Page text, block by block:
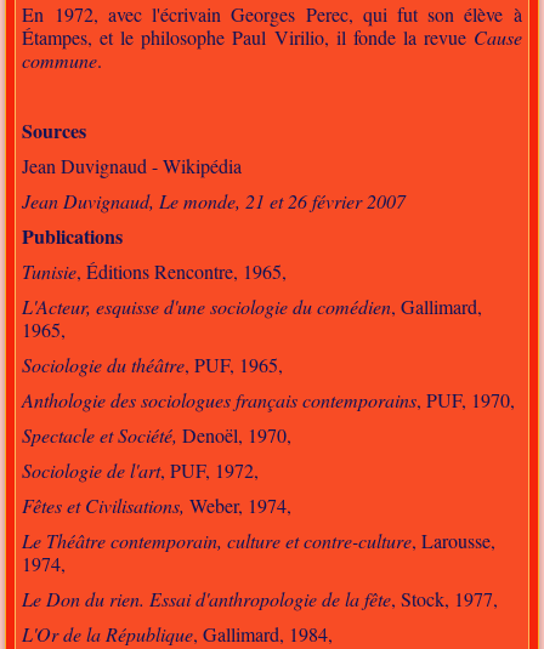
En 1972, avec l'écrivain Georges Perec, qui fut son élève à
Étampes, et le philosophe Paul Virilio, il fonde la revue Cause
commune.
Sources
Jean Duvignaud - Wikipédia
Jean Duvignaud, Le monde, 21 et 26 février 2007
Publications
Tunisie, Éditions Rencontre, 1965,
L'Acteur, esquisse d'une sociologie du comédien, Gallimard,
1965,
Sociologie du théâtre, PUF, 1965,
Anthologie des sociologues français contemporains, PUF, 1970,
Spectacle et Société, Denoël, 1970,
Sociologie de l'art, PUF, 1972,
Fêtes et Civilisations, Weber, 1974,
Le Théâtre contemporain, culture et contre-culture, Larousse,
1974,
Le Don du rien. Essai d'anthropologie de la fête, Stock, 1977,
L'Or de la République, Gallimard, 1984,